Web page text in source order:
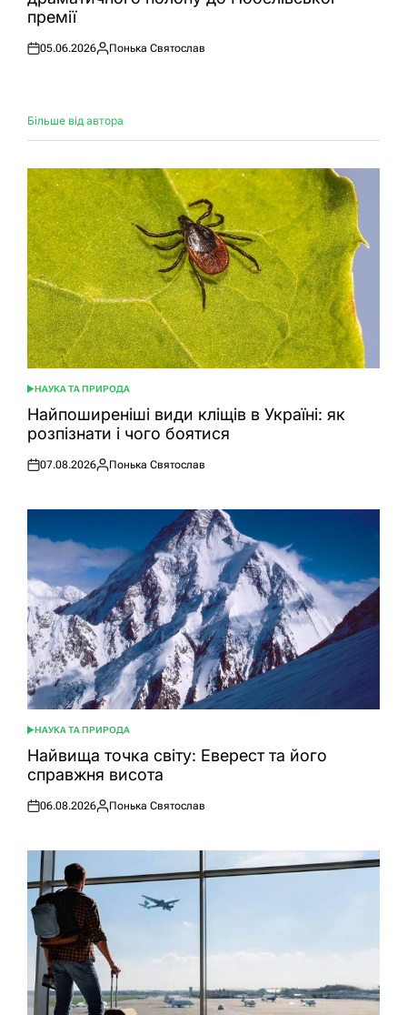
премії
Оприлюднено
05.06.2026
Опубліковано
Понька Святослав
Більше від автора
ОПУБЛІКУВАТИ
У
НАУКА ТА ПРИРОДА
Найпоширеніші види кліщів в Україні: як
розпізнати і чого боятися
Оприлюднено
07.08.2026
Опубліковано
Понька Святослав
ОПУБЛІКУВАТИ
У
НАУКА ТА ПРИРОДА
Найвища точка світу: Еверест та його
справжня висота
Оприлюднено
06.08.2026
Опубліковано
Понька Святослав